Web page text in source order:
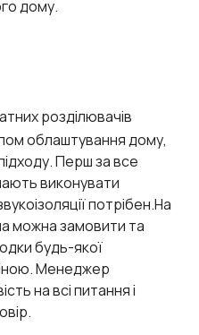
дому.
розділювачів
облаштування дому,
Перш за все
виконувати
потрібен.На
можна замовити та
будь-якої
Менеджер
на всі питання і